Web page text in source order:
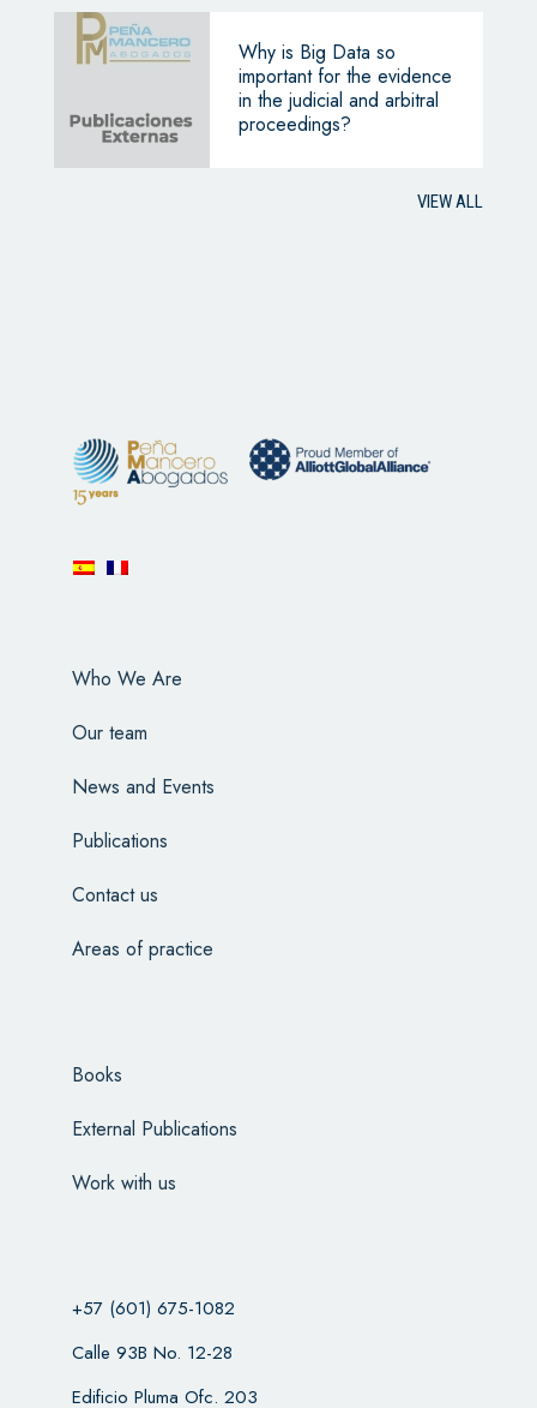
Why is Big Data so
important for the evidence
in the judicial and arbitral
proceedings?
VIEW ALL
Who We Are
Our team
News and Events
Publications
Contact us
Areas of practice
Books
External Publications
Work with us
+57 (601) 675-1082
Calle 93B No. 12-28
Edificio Pluma Ofc. 203